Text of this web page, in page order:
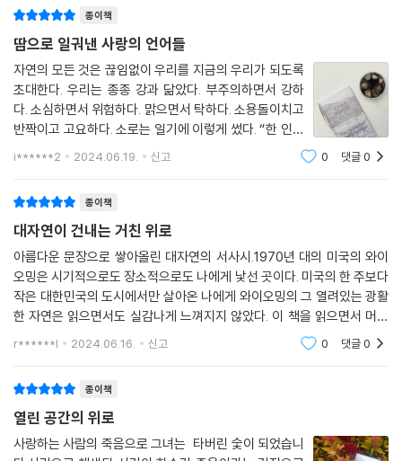
에서나 느낄 수 있는 평온이라 여겼다.
우리는 태양 또한 언젠가 다 타버릴 운명의 작은 별 하나라는 사실을 잊곤
한다. 결국에는 덧없음으로 귀결되는 이 우주적 시간의 규모는 인간의 규
모를 훨씬 뛰어넘기 때문에 평소 우리는 생명을 지켜주는 이 자산에 무조
건적으로 의존하면서 우주가 영원할 거란 생각이 어리석다는 사실은 잊고
산다.
이렇게 말한 친구는 세인트루이스 출신의 이탈리아계로 열여섯 살에 카이
오와 족 여성과 결혼해 와이오밍으로 이주해 쇼쇼니 족과 함께 살고 있다.
부조화는 전통만큼 그의 삶을 빛나게 하는 요소다. “우리는 이렇게 저렇게
약간씩 동화되며 살아가는 거 아닐까. 삶이란 단지 변이 과정이잖아.”
--- p.165
가을은 결실도 죽음이며 성숙도 부패의 하나임을 가르쳐준다. 물가에 오래
는 동사가 아닐까. 오늘 하늘은 얇은 웨이퍼 같다. 온전하지만 내 혀에 올려
놓으면 분해되어 버리고 나의 심장을 강하게 뛰게 하여 다가올 겨울의 찬
란함에 몸을 뻗을 수 있게 한다. 이제 나는 이 부식하는 계절에서도 천진한
주한 직후에는 결코 예상하지 못했던 통찰과 만남이었다. 그렇게 애도 일
기로 시작했던 이야기는, 내면에 깊게 팬 빈 공간을 직시하고 그 심연을 들
여다보려는 노력을 통해 명상록이 되었다가, 마침내는 그 빈 공간에서 솟
구치는 깨달음, 새로운 사랑의 여지, 더 넓고 깊은 시선으로 포착해낸 한 편
의 시가 된다.
상실은 영영 결핍이기만 할까? 필멸의 존재인 우리는, 그렇다면 영영 결핍
을 안고 살아야 하는 가련한 존재에 불과한 걸까? 그렇지는 않을 것이다.
“마침내 이 세상에 영원불멸은 없다는 사실이 나에게 심오한 교훈을 준다.
상실은 기이한 종류의 풍요가 된다는 것을, 절망은 삶에 대한 채울 수 없는
허기를 사라지게 한다는 것을.”(8-9쪽)
“이제 나는 이 부식하는 계절에서도 천진한 다정함을 느낀다. 이 무방비 상
태의 계절은 더 이상 타락할 수가 없으니. 죽음 또한 그만의 순수함이고 달
꼬리를 코에 감은 것처럼 흔들리더니 고요 속으로 사라졌다.”(179쪽)
그리하여 상실은 또 하나의 가능성이 된다. 비록 잡석과 진창으로 엉망이
된 길일지라도, 분명 무언가로 통하는 입구가 된다. 그 앞에 선 저자가 우리
종이책
땀으로 일궈낸 사랑의 언어들
자연의 모든 것은 끊임없이 우리를 지금의 우리가 되도록
초대한다. 우리는 종종 강과 닮았다. 부주의하면서 강하
다. 소심하면서 위험하다. 맑으면서 탁하다. 소용돌이치고
반짝이고 고요하다. 소로는 일기에 이렇게 썼다. “한 인간
의 삶은 강물처럼 신선해야 한다. 같은 통로로 흘러도 매
i******2 2024.06.19. 신고 0 댓글0
종이책
대자연이 건내는 거친 위로
아름다운 문장으로 쌓아올린 대자연의 서사시.1970년 대의 미국의 와이
오밍은 시기적으로도 장소적으로도 나에게 낯선 곳이다. 미국의 한 주보다
작은 대한민국의 도시에서만 살아온 나에게 와이오밍의 그 열려있는 광활
한 자연은 읽으면서도 실감나게 느껴지지 않았다. 이 책을 읽으면서 머리
속이 차분해지는 것을 은연 중 느낄 수 있었다. 이것이 무슨 느낌일까 곰곰
r******l 2024.06.16. 신고 0 댓글0
종이책
열린 공간의 위로
사랑하는 사람의 죽음으로 그녀는 타버린 숯이 되었습니